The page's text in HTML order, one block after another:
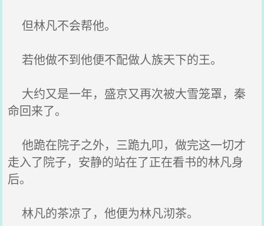
但林凡不会帮他。
若他做不到他便不配做人族天下的王。
大约又是一年，盛京又再次被大雪笼罩，秦
命回来了。
他跪在院子之外，三跪九叩，做完这一切才
走入了院子，安静的站在了正在看书的林凡身
后。
林凡的茶凉了，他便为林凡沏茶。